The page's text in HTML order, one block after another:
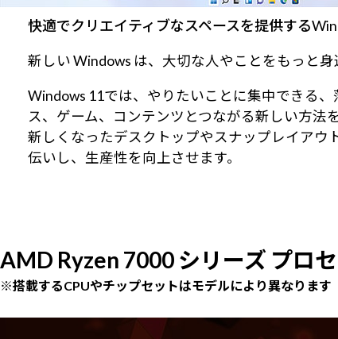
快適でクリエイティブなスペースを提供する
新しい Windows は、大切な人やことをもっと
Windows 11では、やりたいことに集中できる
ス、ゲーム、コンテンツとつながる新しい方法
新しくなったデスクトップやスナップレイアウ
伝いし、生産性を向上させます。
AMD Ryzen 7000 シリーズ プロ
※搭載するCPUやチップセットはモデルにより異なります